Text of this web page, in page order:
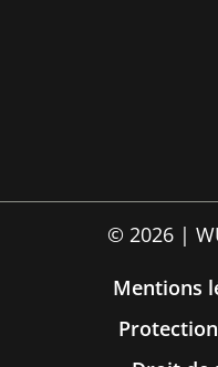
© 2026 |
Mentions